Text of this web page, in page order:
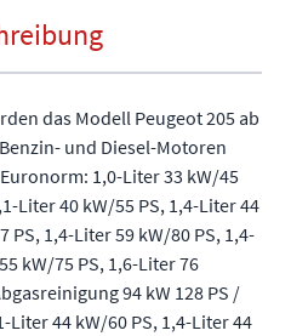
das Modell Peugeot 205 ab
und Diesel-Motoren
1,0-Liter 33 kW/45
Liter 40 kW/55 PS, 1,4-Liter 44
PS, 1,4-Liter 59 kW/80 PS, 1,4-
kW/75 PS, 1,6-Liter 76
94 kW 128 PS /
Liter 44 kW/60 PS, 1,4-Liter 44